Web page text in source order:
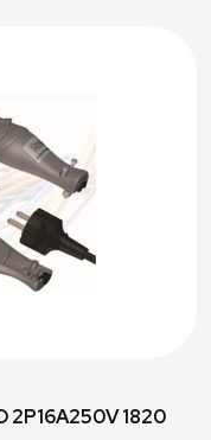
2P16A250V 1820